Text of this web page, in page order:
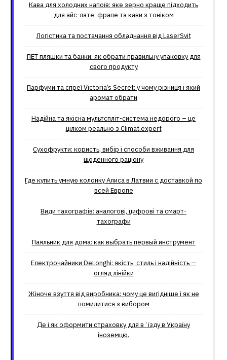
Кава для холодних напоїв: яке зерно краще підходить
для айс-лате, фрапе та кави з тоніком
Логістика та постачання обладнання від LaserSvit
ПЕТ пляшки та банки: як обрати правильну упаковку для
свого продукту
Парфуми та спреї Victoria’s Secret: у чому різниця і який
аромат обрати
Надійна та якісна мультспліт-система недорого – це
цілком реально з Climat.еxpert
Сухофрукти: користь, вибір і способи вживання для
щоденного раціону
Где купить умную колонку Алиса в Латвии с доставкой по
всей Европе
Види тахографів: аналогові, цифрові та смарт-
тахографи
Паяльник для дома: как выбрать первый инструмент
Електрочайники DeLonghi: якість, стиль і надійність —
огляд лінійки
Жіноче взуття від виробника: чому це вигідніше і як не
помилитися з вибором
Де і як оформити страховку для вʼїзду в Україну
іноземцю.